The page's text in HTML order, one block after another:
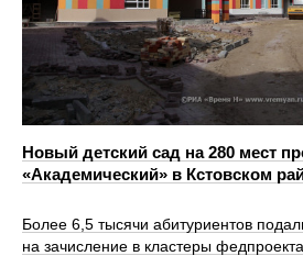
Новый детский сад на 280 мест
«Академический» в Кстовском
Более 6,5 тысячи абитуриентов
на зачисление в кластеры